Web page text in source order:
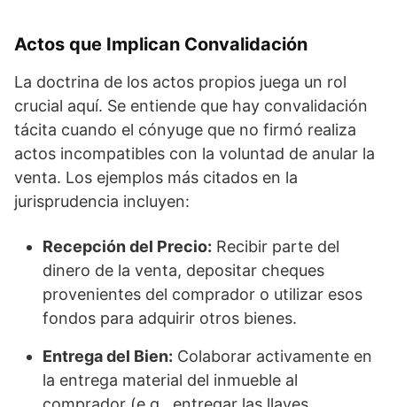
Actos que Implican Convalidación
La doctrina de los actos propios juega un rol
crucial aquí. Se entiende que hay convalidación
tácita cuando el cónyuge que no firmó realiza
actos incompatibles con la voluntad de anular la
venta. Los ejemplos más citados en la
jurisprudencia incluyen:
Recepción del Precio: Recibir parte del
dinero de la venta, depositar cheques
provenientes del comprador o utilizar esos
fondos para adquirir otros bienes.
Entrega del Bien: Colaborar activamente en
la entrega material del inmueble al